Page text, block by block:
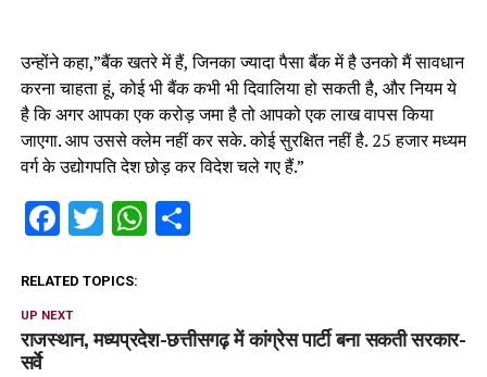
उन्होंने कहा,”बैंक खतरे में हैं, जिनका ज्यादा पैसा बैंक में है उनको मैं सावधान
करना चाहता हूं, कोई भी बैंक कभी भी दिवालिया हो सकती है, और नियम ये
है कि अगर आपका एक करोड़ जमा है तो आपको एक लाख वापस किया
जाएगा. आप उससे क्लेम नहीं कर सके. कोई सुरक्षित नहीं है. 25 हजार मध्यम
वर्ग के उद्योगपति देश छोड़ कर विदेश चले गए हैं.”
Facebook
TwitterWhatsApp
Share
RELATED TOPICS:
UP NEXT
राजस्थान, मध्यप्रदेश-छत्तीसगढ़ में कांग्रेस पार्टी बना सकती सरकार-
सर्वे